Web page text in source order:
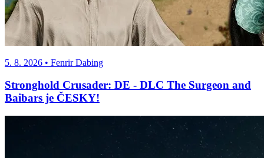
5. 8. 2026 • Fenrir Dabing
Stronghold Crusader: DE - DLC The Surgeon and
Baibars je ČESKY!